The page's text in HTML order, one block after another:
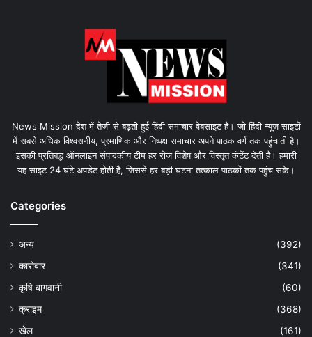
News Mission देश में तेजी से बढ़ती हुई हिंदी समाचार वेबसाइट है। जो हिंदी न्यूज साइटों
में सबसे अधिक विश्वसनीय, प्रमाणिक और निष्पक्ष समाचार अपने पाठक वर्ग तक पहुंचाती है।
इसकी प्रतिबद्ध ऑनलाइन संपादकीय टीम हर रोज विशेष और विस्तृत कंटेंट देती है। हमारी
यह साइट 24 घंटे अपडेट होती है, जिससे हर बड़ी घटना तत्काल पाठकों तक पहुंच सके।
Categories
अन्य
(392)
कारोबार
(341)
कृषि बागवानी
(60)
क्राइम
(368)
खेल
(161)